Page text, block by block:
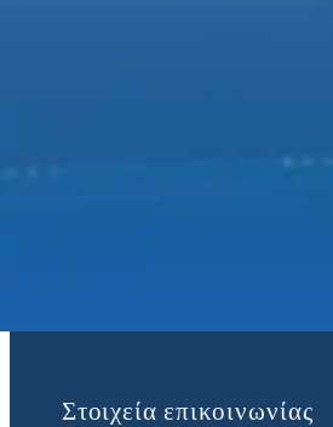
Στοιχεία επικοινωνίας